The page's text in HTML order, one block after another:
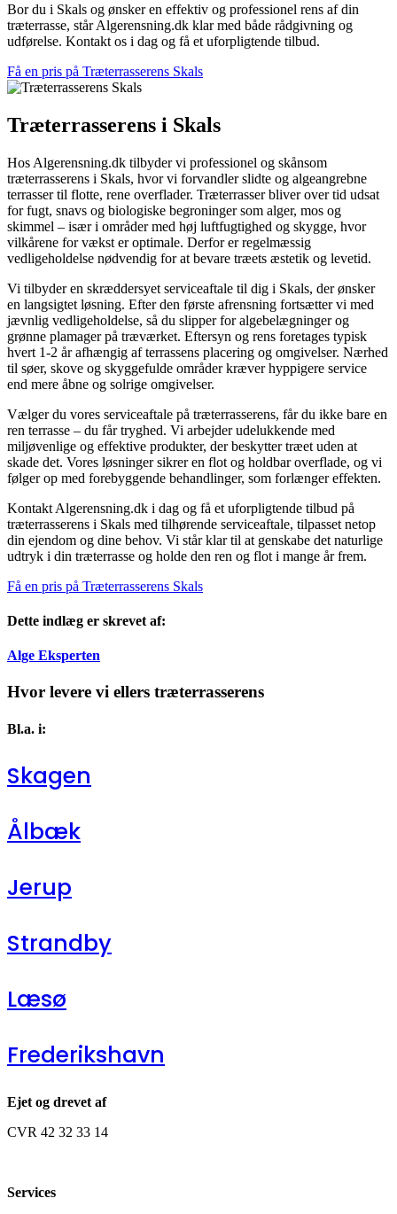
Bor du i Skals og ønsker en effektiv og professionel rens af din
træterrasse, står Algerensning.dk klar med både rådgivning og
udførelse. Kontakt os i dag og få et uforpligtende tilbud.
Få en pris på Træterrasserens Skals
Træterrasserens i Skals
Hos Algerensning.dk tilbyder vi professionel og skånsom
træterrasserens i Skals, hvor vi forvandler slidte og algeangrebne
terrasser til flotte, rene overflader. Træterrasser bliver over tid udsat
for fugt, snavs og biologiske begroninger som alger, mos og
skimmel – især i områder med høj luftfugtighed og skygge, hvor
vilkårene for vækst er optimale. Derfor er regelmæssig
vedligeholdelse nødvendig for at bevare træets æstetik og levetid.
Vi tilbyder en skræddersyet serviceaftale til dig i Skals, der ønsker
en langsigtet løsning. Efter den første afrensning fortsætter vi med
jævnlig vedligeholdelse, så du slipper for algebelægninger og
grønne plamager på træværket. Eftersyn og rens foretages typisk
hvert 1-2 år afhængig af terrassens placering og omgivelser. Nærhed
til søer, skove og skyggefulde områder kræver hyppigere service
end mere åbne og solrige omgivelser.
Vælger du vores serviceaftale på træterrasserens, får du ikke bare en
ren terrasse – du får tryghed. Vi arbejder udelukkende med
miljøvenlige og effektive produkter, der beskytter træet uden at
skade det. Vores løsninger sikrer en flot og holdbar overflade, og vi
følger op med forebyggende behandlinger, som forlænger effekten.
Kontakt Algerensning.dk i dag og få et uforpligtende tilbud på
træterrasserens i Skals med tilhørende serviceaftale, tilpasset netop
din ejendom og dine behov. Vi står klar til at genskabe det naturlige
udtryk i din træterrasse og holde den ren og flot i mange år frem.
Få en pris på Træterrasserens Skals
Dette indlæg er skrevet af:
Alge Eksperten
Hvor levere vi ellers træterrasserens
Bl.a. i:
Skagen
Ålbæk
Jerup
Strandby
Læsø
Frederikshavn
Ejet og drevet af
CVR 42 32 33 14
Services